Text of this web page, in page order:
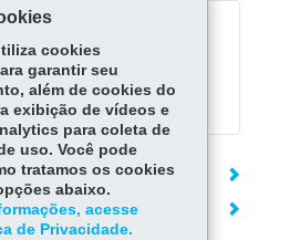
Bombeiros - 193
policial - 190
cookies
garantir seu
além de cookies do
exibição de vídeos e
para coleta de
uso. Você pode
tratamos os cookies
abaixo.
acesse
de Privacidade.